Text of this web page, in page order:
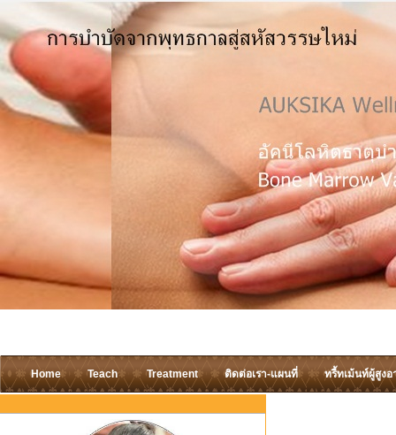
Home Teach Treatment ติดต่อเรา-แผนที่ ทรี้ทเม้นท์ผู้สูงอ